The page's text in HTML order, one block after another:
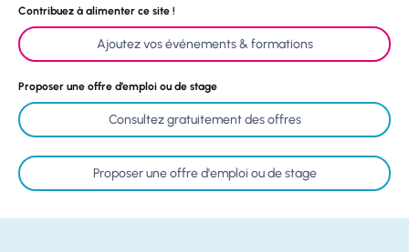
Contribuez à alimenter ce site !
Ajoutez vos événements & formations
Proposer une offre d’emploi ou de stage
Consultez gratuitement des offres
Proposer une offre d'emploi ou de stage